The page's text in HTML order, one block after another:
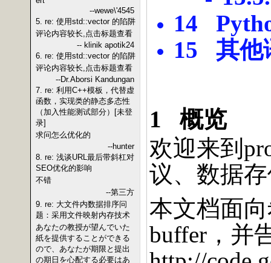
--wewe\'4545
5. re: 使用std::vector 的陷阱
评论内容较长,点击标题查看
-- klinik apotik24
6. re: 使用std::vector 的陷阱
评论内容较长,点击标题查看
--Dr.Aborsi Kandungan
7. re: 利用C++模板，代替虚
函数，实现类的静态多态性
（加入性能测试部分）[未登
录]
求问怎么优化的
--hunter
8. re: 浅谈URL最后带斜杠对
SEO优化的影响
不错
--第三方
9. re: 大文件内数据排序问
题：采用文件映射内存技术
あなたの教授が望んでいた
紙を提供することができる
ので、あなたが期限と提出
の期日を心配する必要はあ
14
15 其他
1 概览
欢迎来到
议、数据
本文档面
buffer ，并